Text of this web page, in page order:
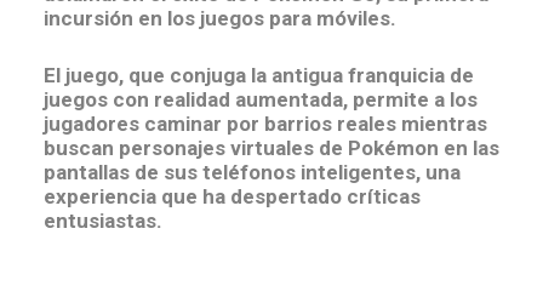
incursión en los juegos para móviles.
El juego, que conjuga la antigua franquicia de
juegos con realidad aumentada, permite a los
jugadores caminar por barrios reales mientras
buscan personajes virtuales de Pokémon en las
pantallas de sus teléfonos inteligentes, una
experiencia que ha despertado críticas
entusiastas.